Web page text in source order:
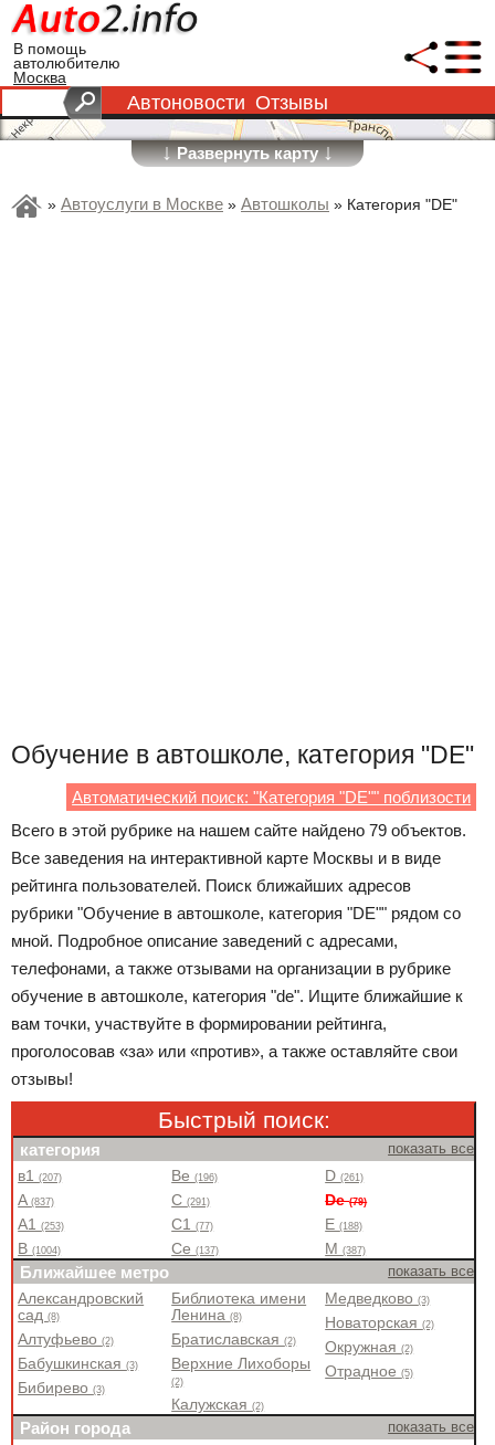
В помощь
автолюбителю
Москва
Автоновости Отзывы
↓Развернуть карту↓
» Автоуслуги в Москве » Автошколы » Категория "DE"
Обучение в автошколе, категория "DE"
Автоматический поиск: "Категория "DE"" поблизости
Всего в этой рубрике на нашем сайте найдено 79 объектов.
Все заведения на интерактивной карте Москвы и в виде
рейтинга пользователей. Поиск ближайших адресов
рубрики "Обучение в автошколе, категория "DE"" рядом со
мной. Подробное описание заведений с адресами,
телефонами, а также отзывами на организации в рубрике
обучение в автошколе, категория "de". Ищите ближайшие к
вам точки, участвуйте в формировании рейтинга,
проголосовав «за» или «против», а также оставляйте свои
отзывы!
Быстрый поиск:
категория показать все
в1(207)
A(837)
A1(253)
B(1004)
Be(196)
C(291)
C1(77)
Ce(137)
D(261)
De(79)
E(188)
M(387)
Ближайшее метро показать все
Александровский
сад(8)
Алтуфьево(2)
Бабушкинская(3)
Бибирево(3)
Библиотека имени
Ленина(8)
Братиславская(2)
Верхние Лихоборы
(2)
Калужская(2)
Медведково(3)
Новаторская(2)
Окружная(2)
Отрадное(5)
Район города показать все